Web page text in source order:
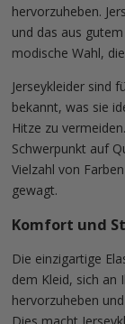
hervorzuheben.
und das aus
modische Wahl,
Jerseykleider sind
bekannt, was sie
Hitze zu
Schwerpunkt auf
Vielzahl von
gewagt.
Komfort und
Die einzigartige
dem Kleid, sich an
hervorzuheben
Dies macht